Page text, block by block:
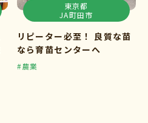
東京都
JA町田市
リピーター必至！ 良質な苗
なら育苗センターへ
#農業